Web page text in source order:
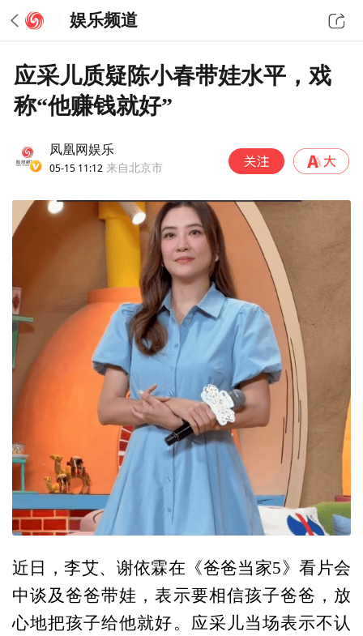
娱乐频道
应采儿质疑陈小春带娃水平，戏
称“他赚钱就好”
凤凰网娱乐
05-15 11:12 来自北京市
近日，李艾、谢依霖在《爸爸当家5》看片会
中谈及爸爸带娃，表示要相信孩子爸爸，放
心地把孩子给他就好。应采儿当场表示不认